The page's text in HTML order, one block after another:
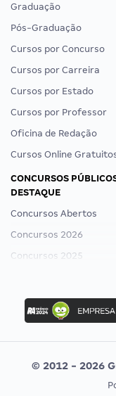
Graduação
Pós-Graduação
Cursos por Concurso
Cursos por Carreira
Cursos por Estado
Cursos por Professor
Oficina de Redação
Cursos Online
CONCURSOS
DESTAQUE
Concursos Abertos
Concursos 2026
Concursos 2025
Concurso Nacional
Concurso Ibama
Concurso MPU
Editais publicados
CONCURSOS POR
© 2012 - 2026